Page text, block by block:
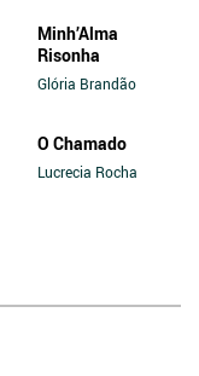
Minh’Alma
Risonha
Glória Brandão
O Chamado
Lucrecia Rocha